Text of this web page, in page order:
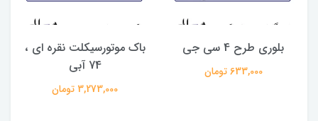
بلوری طرح 4 سی جی
633,000 تومان
باک موتورسیکلت نقره ای ،
74 آبی
3,273,000 تومان